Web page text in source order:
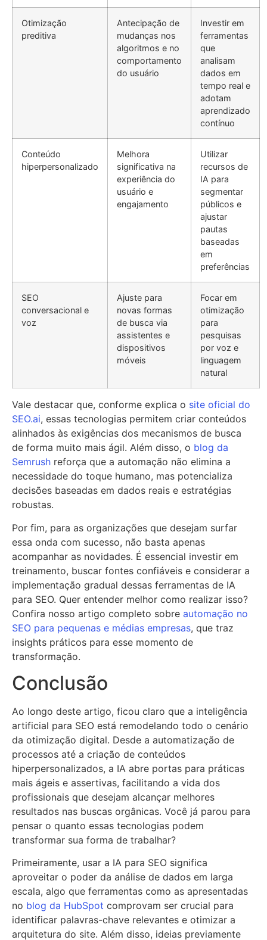
Otimização
preditiva
Antecipação de
mudanças nos
algoritmos e no
comportamento
do usuário
Investir em
ferramentas
que
analisam
dados em
tempo real e
adotam
aprendizado
contínuo
Conteúdo
hiperpersonalizado
Melhora
significativa na
experiência do
usuário e
engajamento
Utilizar
recursos de
IA para
segmentar
públicos e
ajustar
pautas
baseadas
em
preferências
SEO
conversacional e
voz
Ajuste para
novas formas
de busca via
assistentes e
dispositivos
móveis
Focar em
otimização
para
pesquisas
por voz e
linguagem
natural
Vale destacar que, conforme explica o site oficial do
SEO.ai, essas tecnologias permitem criar conteúdos
alinhados às exigências dos mecanismos de busca
de forma muito mais ágil. Além disso, o blog da
Semrush reforça que a automação não elimina a
necessidade do toque humano, mas potencializa
decisões baseadas em dados reais e estratégias
robustas.
Por fim, para as organizações que desejam surfar
essa onda com sucesso, não basta apenas
acompanhar as novidades. É essencial investir em
treinamento, buscar fontes confiáveis e considerar a
implementação gradual dessas ferramentas de IA
para SEO. Quer entender melhor como realizar isso?
Confira nosso artigo completo sobre automação no
SEO para pequenas e médias empresas, que traz
insights práticos para esse momento de
transformação.
Conclusão
Ao longo deste artigo, ficou claro que a inteligência
artificial para SEO está remodelando todo o cenário
da otimização digital. Desde a automatização de
processos até a criação de conteúdos
hiperpersonalizados, a IA abre portas para práticas
mais ágeis e assertivas, facilitando a vida dos
profissionais que desejam alcançar melhores
resultados nas buscas orgânicas. Você já parou para
pensar o quanto essas tecnologias podem
transformar sua forma de trabalhar?
Primeiramente, usar a IA para SEO significa
aproveitar o poder da análise de dados em larga
escala, algo que ferramentas como as apresentadas
no blog da HubSpot comprovam ser crucial para
identificar palavras-chave relevantes e otimizar a
arquitetura do site. Além disso, ideias previamente